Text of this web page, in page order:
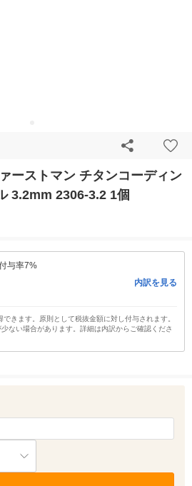
ーストマン チタンコーディン
3.2mm 2306-3.2 1個
与率7%
内訳を見る
きます。原則として税抜金額に対し付与されます。
ない場合があります。詳細は内訳からご確認くださ